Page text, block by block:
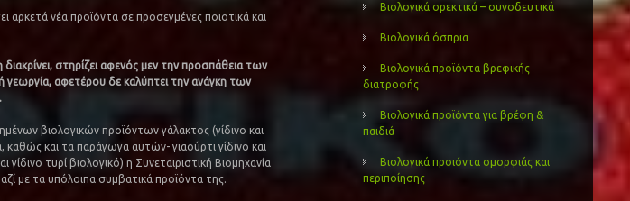
αρκετά νέα προϊόντα σε προσεγμένες ποιοτικά και
στηρίζει αφενός μεν την προσπάθεια των
αφετέρου δε καλύπτει την ανάγκη των
βιολογικών προϊόντων γάλακτος (γίδινο και
και τα παράγωγα αυτών- γιαούρτι γίδινο και
τυρί βιολογικό) η Συνεταιριστική Βιομηχανία
με τα υπόλοιπα συμβατικά προϊόντα της.
Βιολογικά ορεκτικά – συνοδευτικά
Βιολογικά όσπρια
Βιολογικά προϊόντα βρεφικής
διατροφής
Βιολογικά προϊόντα για βρέφη &
παιδιά
Βιολογικά προιόντα ομορφιάς και
περιποίησης